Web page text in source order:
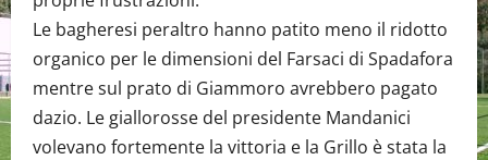
Le bagheresi peraltro hanno patito meno il ridotto
organico per le dimensioni del Farsaci di Spadafora
mentre sul prato di Giammoro avrebbero pagato
dazio. Le giallorosse del presidente Mandanici
volevano fortemente la vittoria e la Grillo è stata la